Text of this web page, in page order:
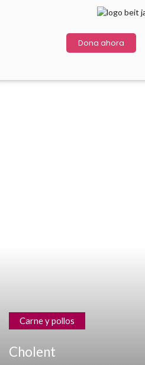
Dona ahora
Carne y pollos
Cholent